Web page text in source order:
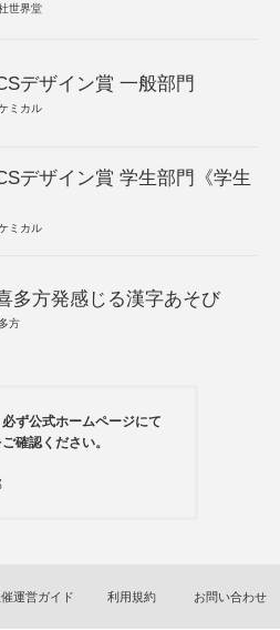
世界堂
デザイン賞 一般部門
ミカル
デザイン賞 学生部門《学生
ミカル
多方発感じる漢字あそび
方
ず公式ホームページにて
確認ください。
運営ガイド 利用規約 お問い合わせ